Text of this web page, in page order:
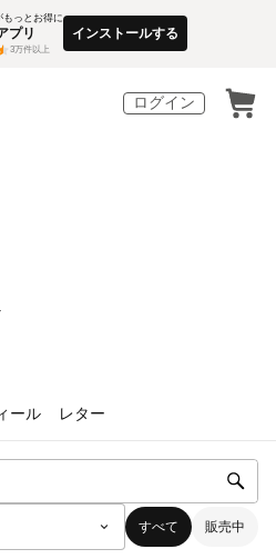
もっとお得に
プリ
3万件以上
インストールする
ログイン
ール レター
すべて 販売中